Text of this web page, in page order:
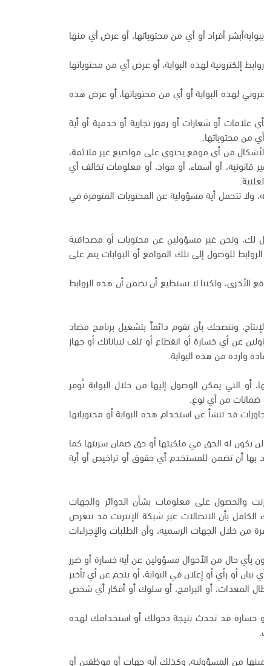
أفراد أو أي من محتوياتها، أو عرض أي منها
إلكترونية لهذه البوابة، أو عرض أي من محتوياتها
لهذه البوابة أو أي من محتوياتها، أو عرض هذه
علامات أو شعارات أو رموز تجارية أو خدمية أو أية
من محتوياتها.
من أي موقع يحتوي على مواضيع غير ملائمة،
قانونية، أو أسماء، أو مواد، أو معلومات تخالف أي
تتحمل أية مسؤولية عن المحتويات المتوفرة في
لك، ونحن غير مسؤولين عن محتويات أو مصداقية
للوصول إلى تلك المواقع أو البوابات يتم على
الأخرى، ولكننا لا نستطيع أن نضمن أن هذه الروابط
وننصحك بأن تقوم دائماً بتشغيل برنامج مضاد
عن أي خسارة أو انقطاع أو تلف لبياناتك أو جهاز
واردة من هذه البوابة.
أو التي يمكن الوصول إليها من خلال البوابة تُوفر
من أي نوع.
قد تنشأ عن استخدام هذه البوابة أو محتوياتها
يكون له الحق في ملكيتها أو حق ضمان سريتها كما
بها أن تضمن للمستخدم أي حقوق أو تراخيص أو أية
والحصول على معلومات بشأن الدوائر والجهات
بأن الاتصالات عبر شبكة الإنترنت قد تتعرض
من خلال الجهات الرسمية، وأن الطلبات والإجراءات
بأي حال من الأحوال مسؤولين عن أية خسارة أو ضرر
أو رأي أو إعلان في البوابة، أو ينجم عن أي تأخير
المعدات، أو البرامج، أو سلوك أو أفكار أي شخص
خسارة قد تحدث نتيجة دخولك أو استخدامك لهذه
من المسؤولية، وكذلك أية جهات أو موظفين أو